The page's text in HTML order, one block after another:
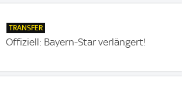
TRANSFER
Offiziell: Bayern-Star verlängert!